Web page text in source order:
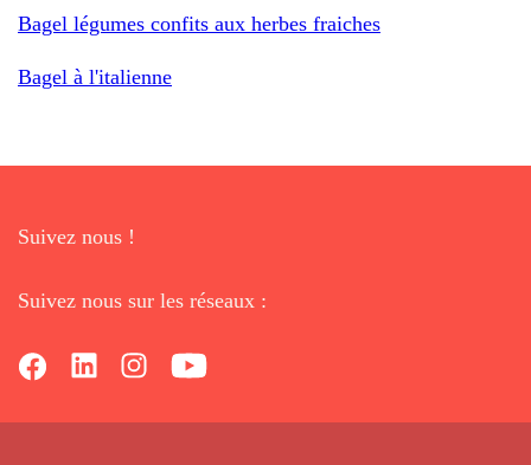
Bagel légumes confits aux herbes fraiches
Bagel à l'italienne
Suivez nous !
Suivez nous sur les réseaux :